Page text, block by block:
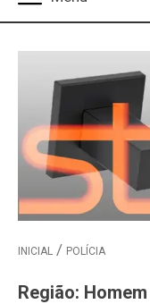
INICIAL POLÍCIA
Região: